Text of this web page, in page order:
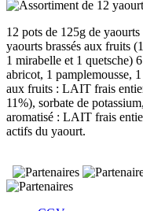
12 pots de 125g de
yaourts brassés aux fruits
1 mirabelle et 1 quetsche)
abricot, 1
aux fruits : LAIT frais
11%), sorbate de
aromatisé : LAIT frais
actifs du yaourt.